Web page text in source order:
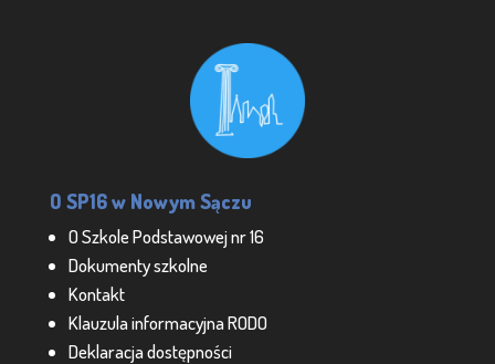
O SP16 w Nowym Sączu
O Szkole Podstawowej nr 16
Dokumenty szkolne
Kontakt
Klauzula informacyjna RODO
Deklaracja dostępności